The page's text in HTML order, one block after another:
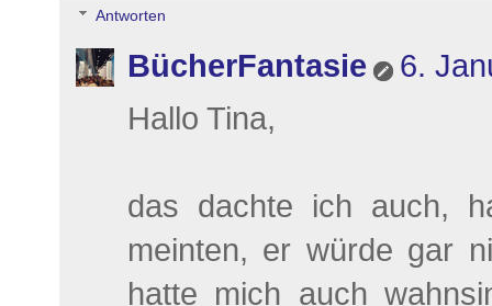
Antworten
BücherFantasie
6.
Hallo Tina,
das dachte ich auch,
meinten, er würde gar
hatte mich auch